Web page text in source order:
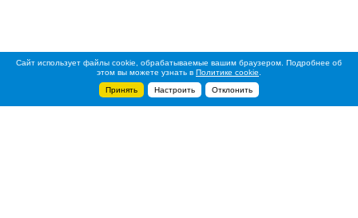
Сайт использует файлы cookie, обрабатываемые вашим браузером. Подробнее об
этом вы можете узнать в Политике cookie
Принять
Настроить Отклонить